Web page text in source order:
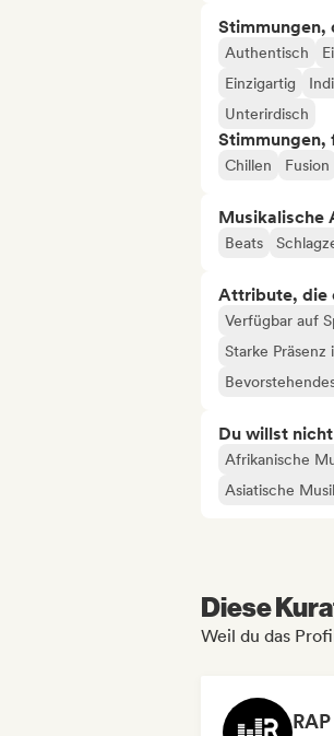
Stimmungen,
Authentisch
Einzigartig
Unterirdisch
Stimmungen,
Chillen Fusion
Musikalische
Beats
Attribute, die
Verfügbar auf
Starke Präsenz
Du willst
Afrikanische
Asiatische
Diese
Weil du das